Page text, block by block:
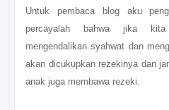
Untuk pembaca blog aku
percayalah bahwa jika
mengendalikan syahwat dan
akan dicukupkan rezekinya dan
anak juga membawa rezeki.